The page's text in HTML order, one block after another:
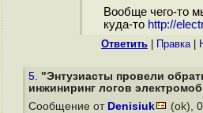
Вообще чего-то
куда-то http://
Ответить Правка|
5. "Энтузиасты провели
инжиниринг логов
Сообщение от Denisiuk (ok),